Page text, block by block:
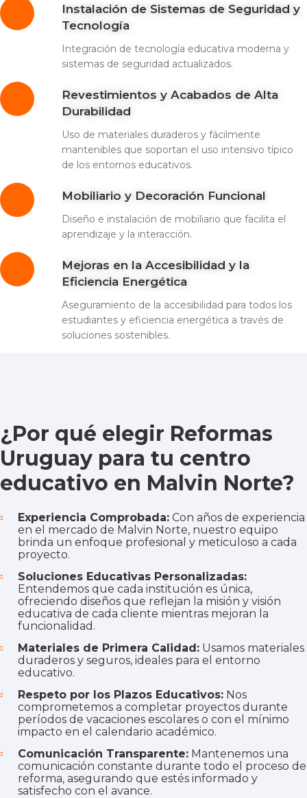
Instalación de Sistemas de Seguridad y
Tecnología
Integración de tecnología educativa moderna y
sistemas de seguridad actualizados.
Revestimientos y Acabados de Alta
Durabilidad
Uso de materiales duraderos y fácilmente
mantenibles que soportan el uso intensivo típico
de los entornos educativos.
Mobiliario y Decoración Funcional
Diseño e instalación de mobiliario que facilita el
aprendizaje y la interacción.
Mejoras en la Accesibilidad y la
Eficiencia Energética
Aseguramiento de la accesibilidad para todos los
estudiantes y eficiencia energética a través de
soluciones sostenibles.
¿Por qué elegir Reformas
Uruguay para tu centro
educativo en Malvin Norte?
Experiencia Comprobada: Con años de experiencia
en el mercado de Malvin Norte, nuestro equipo
brinda un enfoque profesional y meticuloso a cada
proyecto.
Soluciones Educativas Personalizadas:
Entendemos que cada institución es única,
ofreciendo diseños que reflejan la misión y visión
educativa de cada cliente mientras mejoran la
funcionalidad.
Materiales de Primera Calidad: Usamos materiales
duraderos y seguros, ideales para el entorno
educativo.
Respeto por los Plazos Educativos: Nos
comprometemos a completar proyectos durante
períodos de vacaciones escolares o con el mínimo
impacto en el calendario académico.
Comunicación Transparente: Mantenemos una
comunicación constante durante todo el proceso de
reforma, asegurando que estés informado y
satisfecho con el avance.